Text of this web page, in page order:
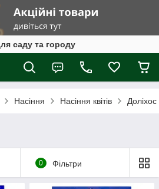
саду та городу
Насіння Насіння квітів Доліхос
0 Фільтри